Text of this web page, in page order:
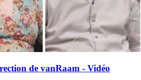
de vanRaam - Vidéo